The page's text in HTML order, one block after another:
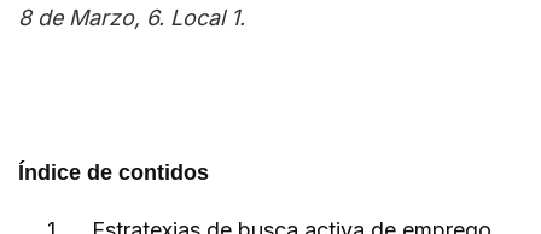
8 de Marzo, 6. Local 1.
Índice de contidos